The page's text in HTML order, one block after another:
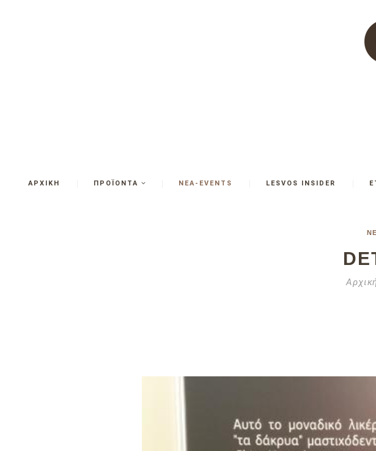
ΑΡΧΙΚΗ ΠΡΟΪΟΝΤΑ ΝΕΑ-EVENTS LESVOS INSIDER